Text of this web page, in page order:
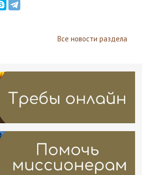
Все новости раздела